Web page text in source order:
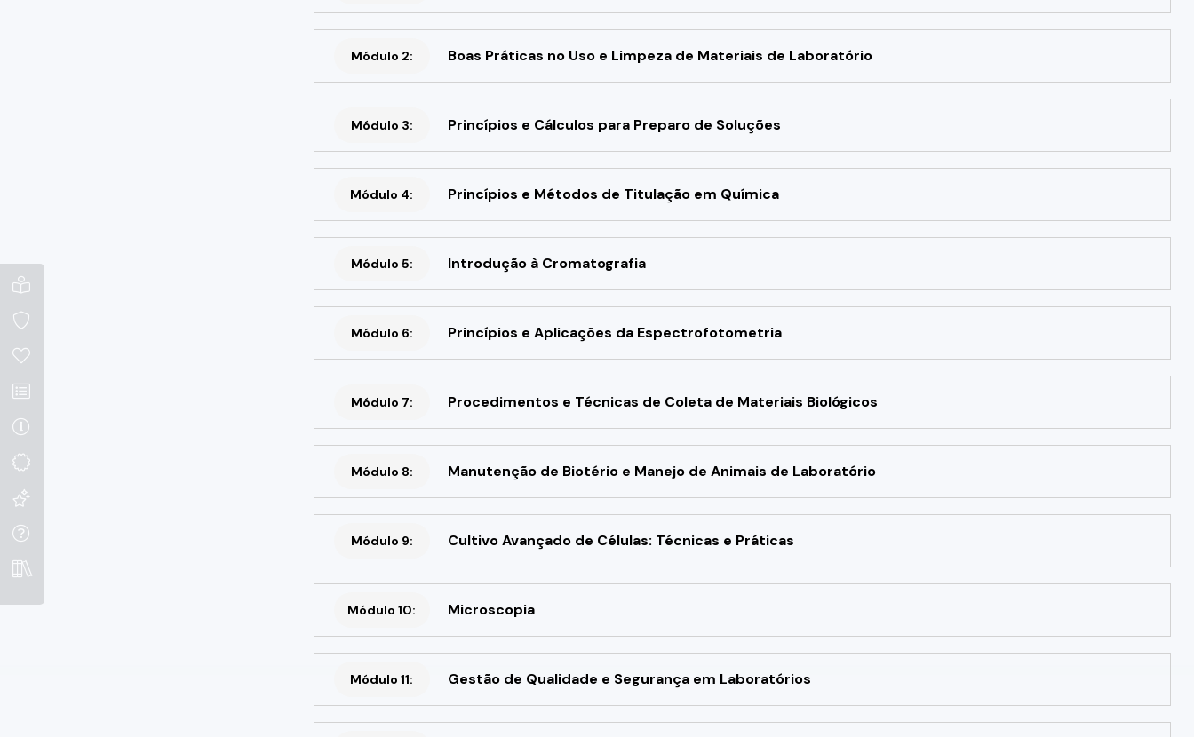
Módulo 2: Boas Práticas no Uso e Limpeza de Materiais de Laboratório
Módulo 3: Princípios e Cálculos para Preparo de Soluções
Módulo 4: Princípios e Métodos de Titulação em Química
Módulo 5: Introdução à Cromatografia
Módulo 6: Princípios e Aplicações da Espectrofotometria
Módulo 7: Procedimentos e Técnicas de Coleta de Materiais Biológicos
Módulo 8: Manutenção de Biotério e Manejo de Animais de Laboratório
Módulo 9: Cultivo Avançado de Células: Técnicas e Práticas
Módulo 10: Microscopia
Módulo 11: Gestão de Qualidade e Segurança em Laboratórios